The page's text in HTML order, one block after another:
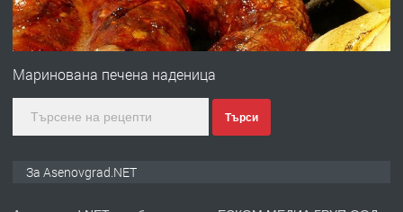
ПРЕДЛАГА
Професионална зеленчукорезачка
Маринована печена наденица
Търси
За Asenovgrad.NET